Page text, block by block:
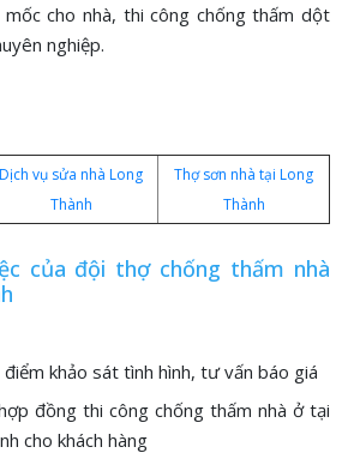
mốc cho nhà, thi công chống thấm dột
nghiệp.
Dịch vụ sửa nhà Long
Thành
Thợ sơn nhà tại Long
Thành
của đội thợ chống thấm nhà
khảo sát tình hình, tư vấn báo giá
đồng thi công chống thấm nhà ở tại
cho khách hàng